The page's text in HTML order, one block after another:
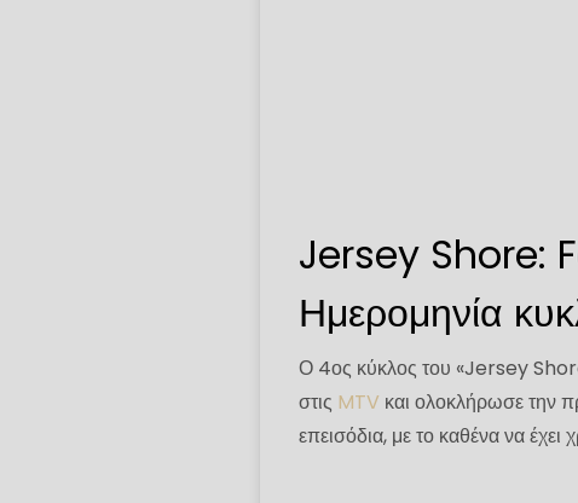
Jersey Shore:
Ημερομηνία
Ο 4ος κύκλος του «Jersey
στις MTV και ολοκλήρωσε την
επεισόδια, με το καθένα να